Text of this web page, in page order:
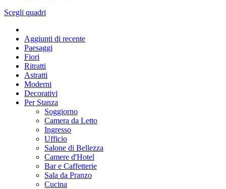
Scegli quadri
Aggiunti di recente
Paesaggi
Fiori
Ritratti
Astratti
Moderni
Decorativi
Per Stanza
Soggiorno
Camera da Letto
Ingresso
Ufficio
Salone di Bellezza
Camere d'Hotel
Bar e Caffetterie
Sala da Pranzo
Cucina